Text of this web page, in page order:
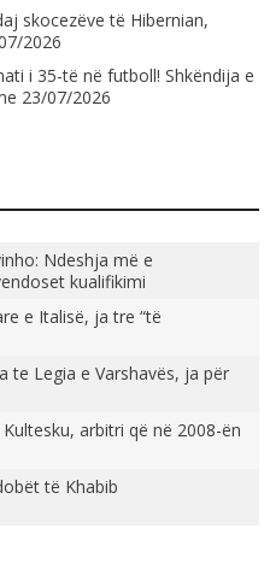
skocezëve të Hibernian,
2026
i 35-të në futboll! Shkëndija e
23/07/2026
Ndeshja më e
kualifikimi
e Italisë, ja tre “të
te Legia e Varshavës, ja për
arbitri që në 2008-ën
të Khabib